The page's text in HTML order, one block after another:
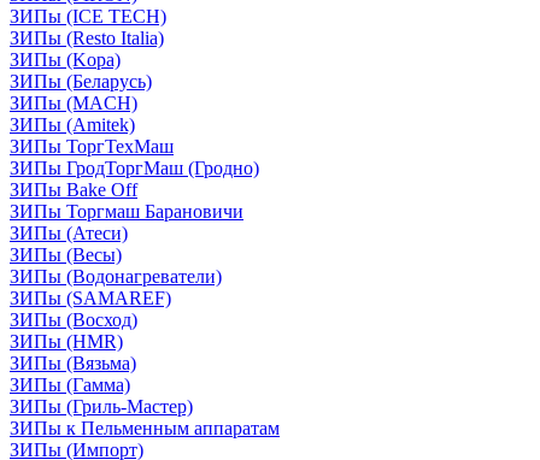
ЗИПы (ICE TECH)
ЗИПы (Resto Italia)
ЗИПы (Kopa)
ЗИПы (Беларусь)
ЗИПы (MACH)
ЗИПы (Amitek)
ЗИПы ТоргТехМаш
ЗИПы ГродТоргМаш (Гродно)
ЗИПы Bake Off
ЗИПы Торгмаш Барановичи
ЗИПы (Атеси)
ЗИПы (Весы)
ЗИПы (Водонагреватели)
ЗИПы (SAMAREF)
ЗИПы (Восход)
ЗИПы (HMR)
ЗИПы (Вязьма)
ЗИПы (Гамма)
ЗИПы (Гриль-Мастер)
ЗИПы к Пельменным аппаратам
ЗИПы (Импорт)